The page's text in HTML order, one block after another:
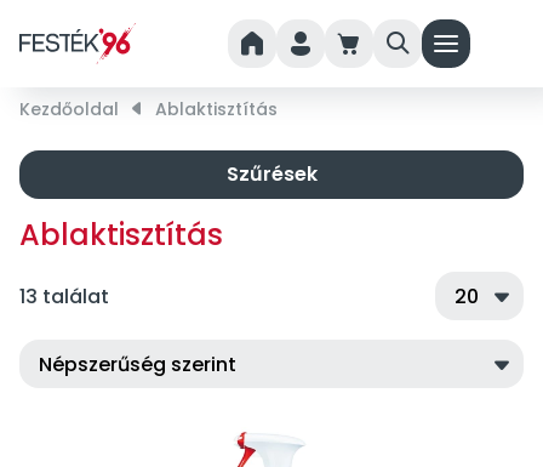
home person cart search menu
Kezdőoldal right_small Ablaktisztítás
Ablaktisztítás
13 találat
Szűrések